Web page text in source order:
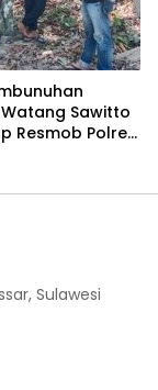
Sawitto
Resmob Polres
Sulawesi